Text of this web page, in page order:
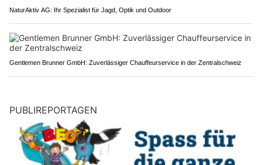
NaturAktiv AG: Ihr Spezialist für Jagd, Optik und Outdoor
Gentlemen Brunner GmbH: Zuverlässiger Chauffeurservice in der Zentralschweiz
PUBLIREPORTAGEN